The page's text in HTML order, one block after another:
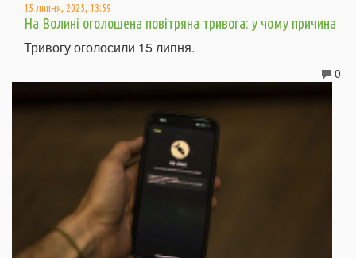
15 липня, 2025, 13:59
На Волині оголошена повітряна тривога: у чому причина
Тривогу оголосили 15 липня.
0